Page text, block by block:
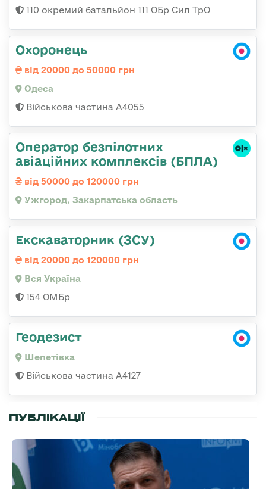
110 окремий батальйон 111 ОБр Сил ТрО
Охоронець
від 20000 до 50000 грн
Одеса
Військова частина А4055
Оператор безпілотних
авіаційних комплексів (БПЛА)
від 50000 до 120000 грн
Ужгород, Закарпатська область
Екскаваторник (ЗСУ)
від 20000 до 120000 грн
Вся Україна
154 ОМБр
Геодезист
Шепетівка
Військова частина А4127
ПУБЛІКАЦІЇ